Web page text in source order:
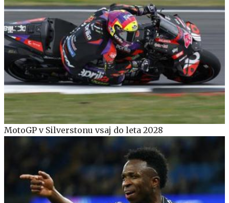
MotoGP v Silverstonu vsaj do leta 2028